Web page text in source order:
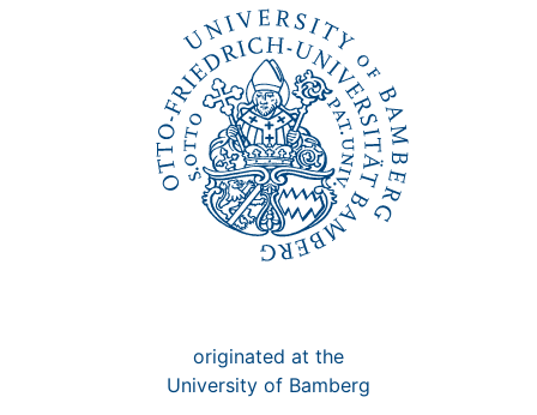
originated at the
University of Bamberg